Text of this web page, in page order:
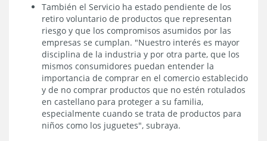
También el Servicio ha estado pendiente de los
retiro voluntario de productos que representan
riesgo y que los compromisos asumidos por las
empresas se cumplan. "Nuestro interés es mayor
disciplina de la industria y por otra parte, que los
mismos consumidores puedan entender la
importancia de comprar en el comercio establecido
y de no comprar productos que no estén rotulados
en castellano para proteger a su familia,
especialmente cuando se trata de productos para
niños como los juguetes", subraya.